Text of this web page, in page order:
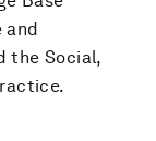
and
the Social,